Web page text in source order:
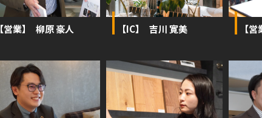
【営業】 柳原 豪人 【IC】 吉川 寛美 【